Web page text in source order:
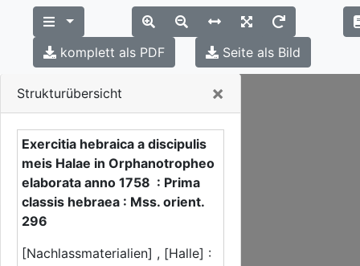
Strukturübersicht ×
Exercitia hebraica a discipulis
meis Halae in Orphanotropheo
elaborata anno 1758 : Prima
classis hebraea : Mss. orient.
296
[Nachlassmaterialien] , [Halle] :
komplett als PDF Seite als Bild